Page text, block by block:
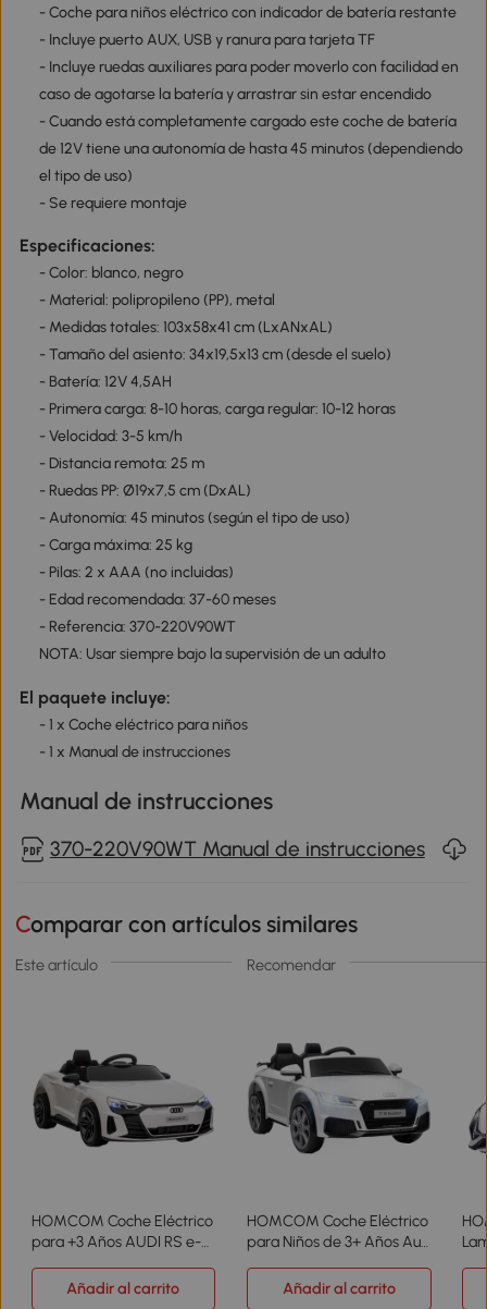
- Coche para niños eléctrico con indicador de batería restante
- Incluye puerto AUX, USB y ranura para tarjeta TF
- Incluye ruedas auxiliares para poder moverlo con facilidad en
caso de agotarse la batería y arrastrar sin estar encendido
- Cuando está completamente cargado este coche de batería
de 12V tiene una autonomía de hasta 45 minutos (dependiendo
el tipo de uso)
- Se requiere montaje
Especificaciones:
- Color: blanco, negro
- Material: polipropileno (PP), metal
- Medidas totales: 103x58x41 cm (LxANxAL)
- Tamaño del asiento: 34x19,5x13 cm (desde el suelo)
- Batería: 12V 4,5AH
- Primera carga: 8-10 horas, carga regular: 10-12 horas
- Velocidad: 3-5 km/h
- Distancia remota: 25 m
- Ruedas PP: Ø19x7,5 cm (DxAL)
- Autonomía: 45 minutos (según el tipo de uso)
- Carga máxima: 25 kg
- Pilas: 2 x AAA (no incluidas)
- Edad recomendada: 37-60 meses
- Referencia: 370-220V90WT
NOTA: Usar siempre bajo la supervisión de un adulto
El paquete incluye:
- 1 x Coche eléctrico para niños
- 1 x Manual de instrucciones
Manual de instrucciones
370-220V90WT Manual de instrucciones
Comparar con artículos similares
Este artículo Recomendar
HOMCOM Coche Eléctrico
para +3 Años AUDI RS e-
con Mando a Distancia
103x58x41 cm Blanco
HOMCOM Coche Eléctrico
para Niños de 3+ Años Audi
Velocidad 3 km/h Mando a
Distancia 102x60x44 cm
Añadir al carrito Añadir al carrito